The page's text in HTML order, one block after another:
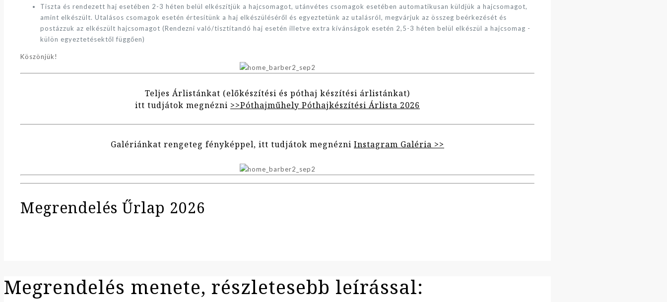
Tiszta és rendezett haj esetében 2-3 héten belül elkészítjük a hajcsomagot, utánvétes csomagok esetében automatikusan küldjük a hajcsomagot,
amint elkészült. Utalásos csomagok esetén értesítünk a haj elkészüléséről és egyeztetünk az utalásról, megvárjuk az összeg beérkezését és
postázzuk az elkészült hajcsomagot (Rendezni való/tisztítandó haj esetén illetve extra kívánságok esetén 2,5-3 héten belül elkészül a hajcsomag -
külön egyeztetésektől függően)
Köszönjük!
Teljes Árlistánkat (előkészítési és póthaj készítési árlistánkat)
itt tudjátok megnézni >>Póthajműhely Póthajkészítési Árlista 2026
Galériánkat rengeteg fényképpel, itt tudjátok megnézni Instagram Galéria >>
Megrendelés Űrlap 2026
Megrendelés menete, részletesebb leírással: